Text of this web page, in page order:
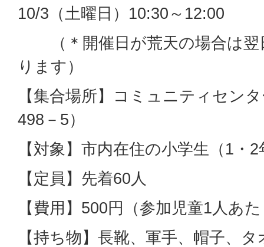
10/3（土曜日）10:30～12:00
（＊開催日が荒天の場合は翌
ります）
【集合場所】コミュニティセン
498－5）
【対象】市内在住の小学生（1・
【定員】先着60人
【費用】500円（参加児童1人あ
【持ち物】長靴、軍手、帽子、